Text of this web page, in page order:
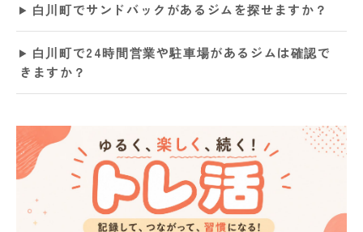
白川町でサンドバックがあるジムを探せますか？
白川町で24時間営業や駐車場があるジムは確認で
きますか？